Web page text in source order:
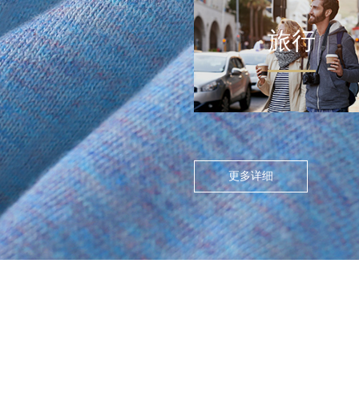
> FLOATING ISLAND IN THE CITY
尘世浮岛
在高度模块化的都市节奏
中，人们渴望在通勤中寻找
呼吸的缝隙。休闲通勤不再
是两点一线的被动移动，而
是通过服装的舒适感与色彩
情绪，将日常路径转化为“微
旅行
更多详细